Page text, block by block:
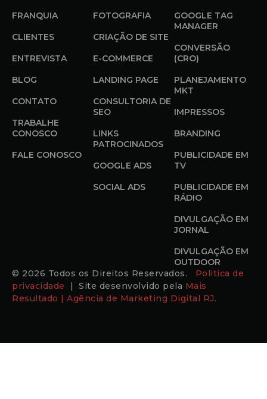
FRANQUIA
CLIENTES
ENTREVISTA
BLOG
CONTATO
TRABALHE
CONOSCO
FALE CONOSCO
FOTOGRAFIA
CRIAÇÃO DE SITE
E-COMMERCE
LANDING PAGE
CONSULTORIA DE
SEO
LINKS
PATROCINADOS
GOOGLE ADS
SOCIAL ADS
GOOGLE TAG
MANAGER
CONVERSÃO
(CRO)
PLANEJAMENTO
MKT
IMPRESSOS
BRANDING
PUBLICIDADE EM
TV
PUBLICIDADE EM
RÁDIO
DIVULGAÇÃO EM
JORNAL
DIVULGAÇÃO EM
OUTDOOR
© 2026 Todos os Direitos Reservados. Politica de
privacidade
| Site desenvolvido pela Mais
Resultado | Agência de Marketing Digital RJ.